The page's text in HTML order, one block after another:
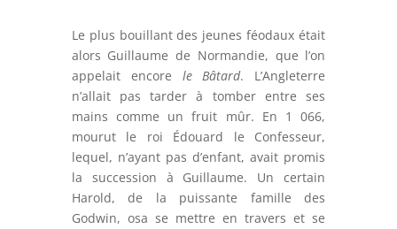
Le plus bouillant des jeunes féodaux était
alors Guillaume de Normandie, que l’on
appelait encore le Bâtard. L’Angleterre
n’allait pas tarder à tomber entre ses
mains comme un fruit mûr. En 1 066,
mourut le roi Édouard le Confesseur,
lequel, n’ayant pas d’enfant, avait promis
la succession à Guillaume. Un certain
Harold, de la puissante famille des
Godwin, osa se mettre en travers et se